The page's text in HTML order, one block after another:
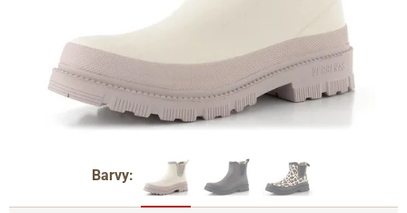
Barvy: